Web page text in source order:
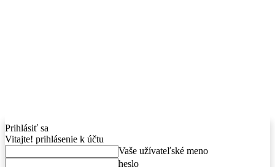
Prihlásiť sa
Vitajte! prihlásenie k účtu
Vaše užívateľské meno
heslo